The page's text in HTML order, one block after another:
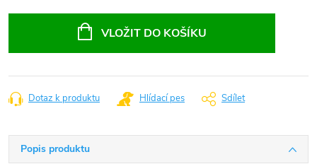
VLOŽIT DO KOŠÍKU
Dotaz k produktu Hlídací pes Sdílet
Popis produktu